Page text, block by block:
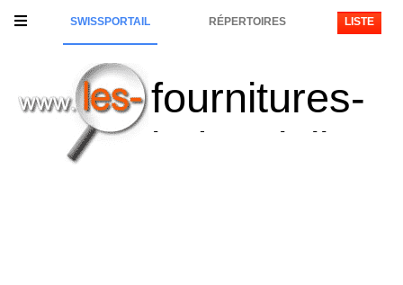
SWISSPORTAIL RÉPERTOIRES LISTE
fournitures-
industrielles